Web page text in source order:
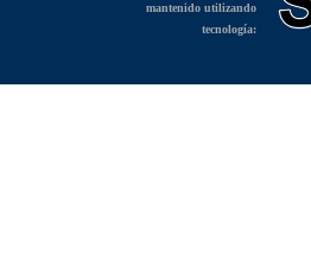
mantenido utilizando
tecnología: